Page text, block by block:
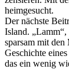
heimgesucht.
Der nächste
Island.
sparsam mit
Geschichte
das ein wenig